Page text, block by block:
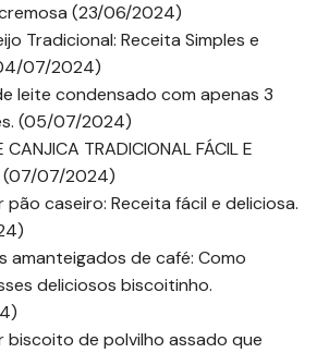
(23/06/2024)
Tradicional: Receita Simples e
07/2024)
leite condensado com apenas 3
(05/07/2024)
CANJICA TRADICIONAL FÁCIL E
(07/07/2024)
pão caseiro: Receita fácil e deliciosa.
amanteigados de café: Como
deliciosos biscoitinho.
biscoito de polvilho assado que